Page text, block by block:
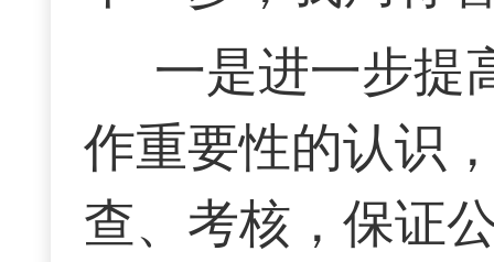
一是进一步提
作重要性的认识
查、考核，保证